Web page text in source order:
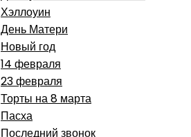
Хэллоуин
День Матери
Новый год
14 февраля
23 февраля
Торты на 8 марта
Пасха
Последний звонок